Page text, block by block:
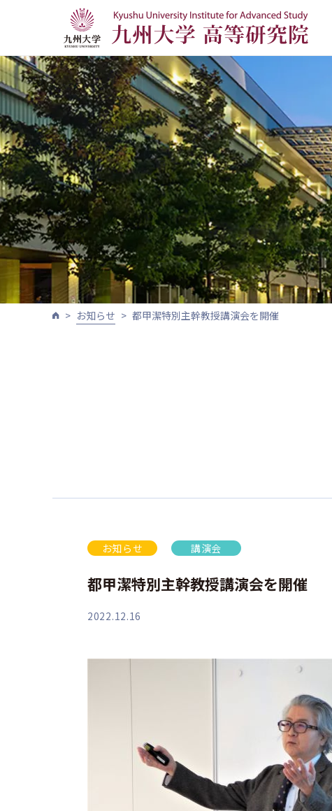
お知らせ 都甲潔特別主幹教授講演会を開催
お知らせ 講演会
都甲潔特別主幹教授講演会を開催
2022.12.16